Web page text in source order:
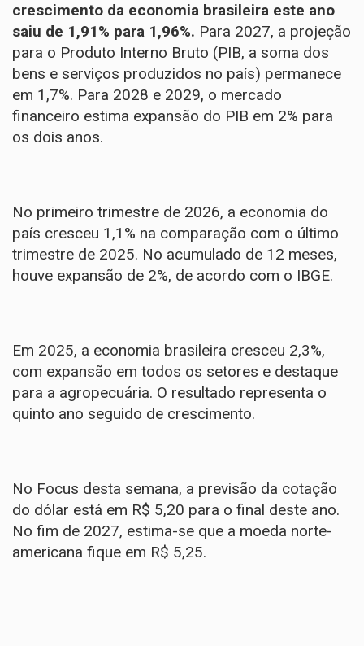
crescimento da economia brasileira este ano
saiu de 1,91% para 1,96%. Para 2027, a projeção
para o Produto Interno Bruto (PIB, a soma dos
bens e serviços produzidos no país) permanece
em 1,7%. Para 2028 e 2029, o mercado
financeiro estima expansão do PIB em 2% para
os dois anos.
No primeiro trimestre de 2026, a economia do
país cresceu ​1,1% na comparação com o último
trimestre de 2025. No acumulado de 12 meses,
houve expansão de 2%, de acordo com o IBGE.
Em 2025, a economia brasileira cresceu 2,3%,
com expansão em todos os setores e destaque
para a agropecuária. O resultado representa o
quinto ano seguido de crescimento.
No Focus desta semana, a previsão da cotação
do dólar está em R$ 5,20 para o final deste ano.
No fim de 2027, estima-se que a moeda norte-
americana fique em R$ 5,25.